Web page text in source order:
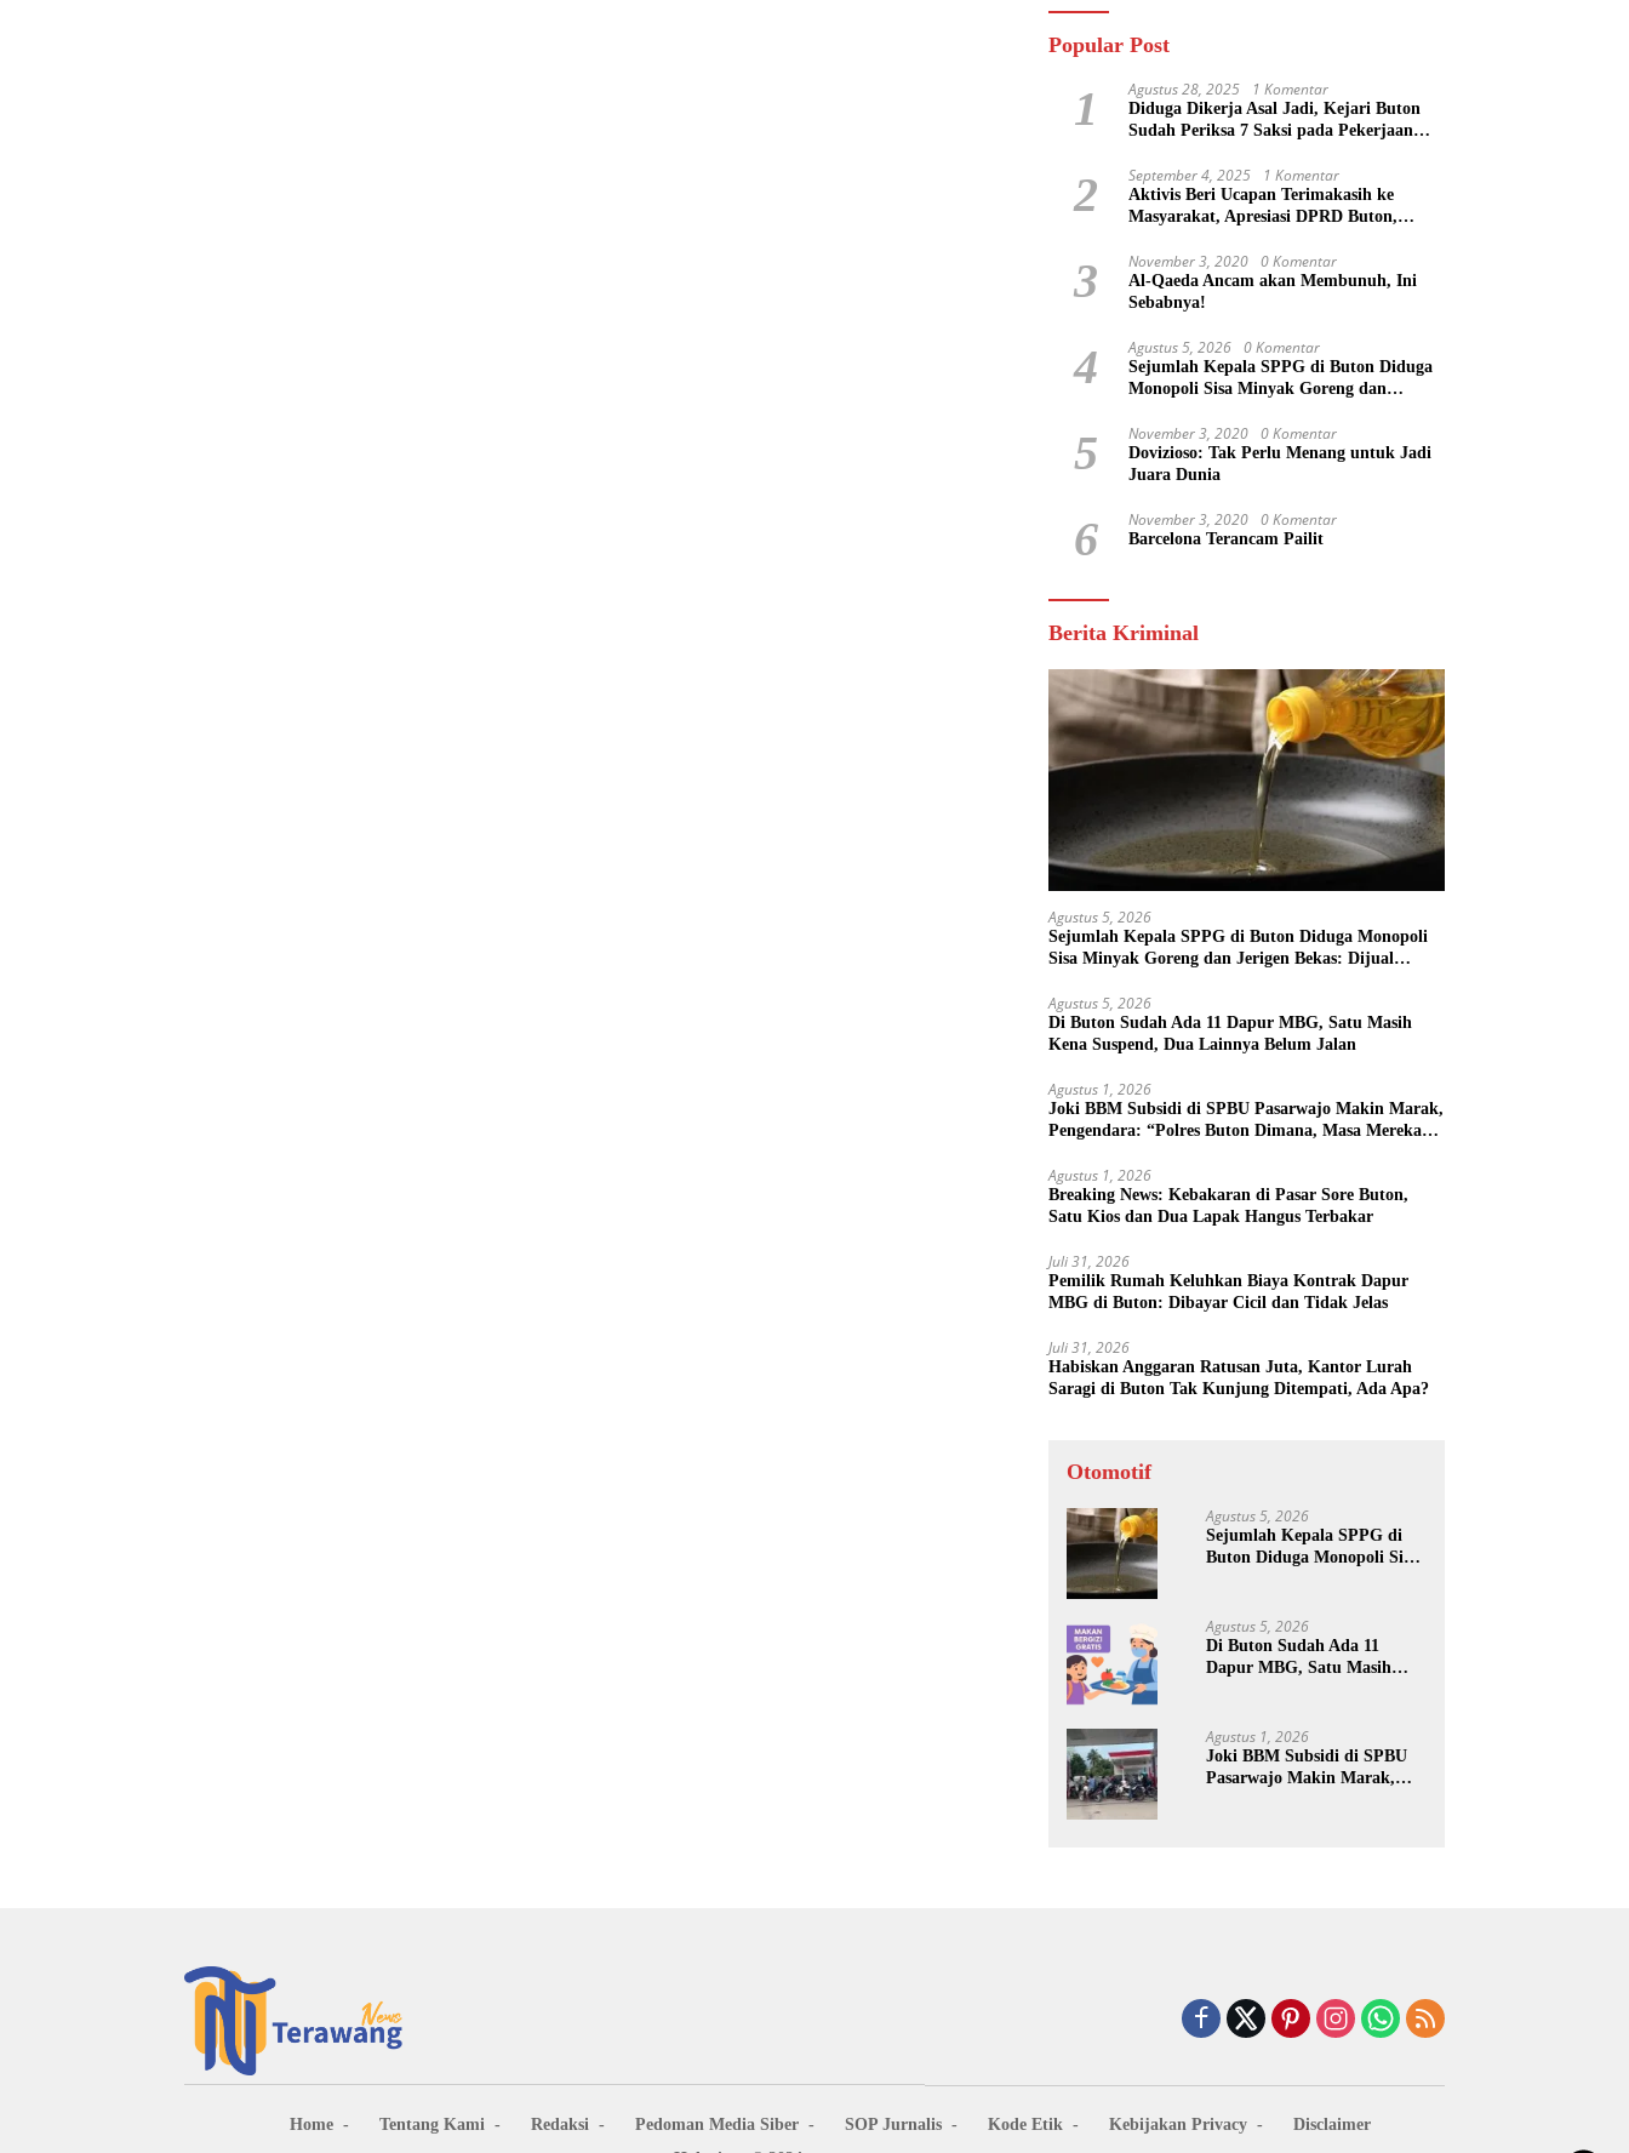
Popular Post
1 Agustus 28, 2025 1 Komentar
Diduga Dikerja Asal Jadi, Kejari Buton
Sudah Periksa 7 Saksi pada Pekerjaan
Capai Rp 100 Juta Lebih
2 September 4, 2025 1 Komentar
Aktivis Beri Ucapan Terimakasih ke
Masyarakat, Apresiasi DPRD Buton,
3 November 3, 2020 0 Komentar
Al-Qaeda Ancam akan Membunuh, Ini
Sebabnya!
4 Agustus 5, 2026 0 Komentar
Sejumlah Kepala SPPG di Buton Diduga
Monopoli Sisa Minyak Goreng dan
Pribadi
5 November 3, 2020 0 Komentar
Dovizioso: Tak Perlu Menang untuk Jadi
Juara Dunia
6 November 3, 2020 0 Komentar
Barcelona Terancam Pailit
Berita Kriminal
Agustus 5, 2026
Sejumlah Kepala SPPG di Buton Diduga Monopoli
Sisa Minyak Goreng dan Jerigen Bekas: Dijual
Agustus 5, 2026
Di Buton Sudah Ada 11 Dapur MBG, Satu Masih
Kena Suspend, Dua Lainnya Belum Jalan
Agustus 1, 2026
Joki BBM Subsidi di SPBU Pasarwajo Makin Marak,
Pengendara: “Polres Buton Dimana, Masa Mereka
Agustus 1, 2026
Breaking News: Kebakaran di Pasar Sore Buton,
Satu Kios dan Dua Lapak Hangus Terbakar
Juli 31, 2026
Pemilik Rumah Keluhkan Biaya Kontrak Dapur
MBG di Buton: Dibayar Cicil dan Tidak Jelas
Juli 31, 2026
Habiskan Anggaran Ratusan Juta, Kantor Lurah
Saragi di Buton Tak Kunjung Ditempati, Ada Apa?
Otomotif
Agustus 5, 2026
Sejumlah Kepala SPPG di
Buton Diduga Monopoli Sisa
Keuntungan Pribadi
Agustus 5, 2026
Di Buton Sudah Ada 11
Dapur MBG, Satu Masih
Agustus 1, 2026
Joki BBM Subsidi di SPBU
Pasarwajo Makin Marak,
Home Tentang Kami Redaksi Pedoman Media Siber SOP Jurnalis Kode Etik Kebijakan Privacy
Disclaimer